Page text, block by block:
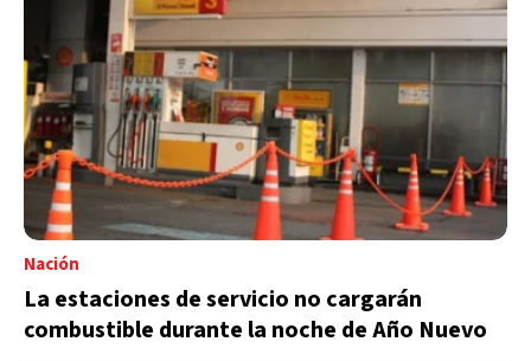
Nación
La estaciones de servicio no cargarán
combustible durante la noche de Año Nuevo